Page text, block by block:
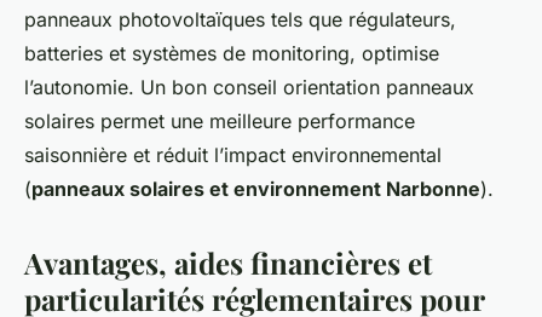
panneaux photovoltaïques tels que régulateurs,
batteries et systèmes de monitoring, optimise
l’autonomie. Un bon conseil orientation panneaux
solaires permet une meilleure performance
saisonnière et réduit l’impact environnemental
(panneaux solaires et environnement Narbonne).
Avantages, aides financières et
particularités réglementaires pour